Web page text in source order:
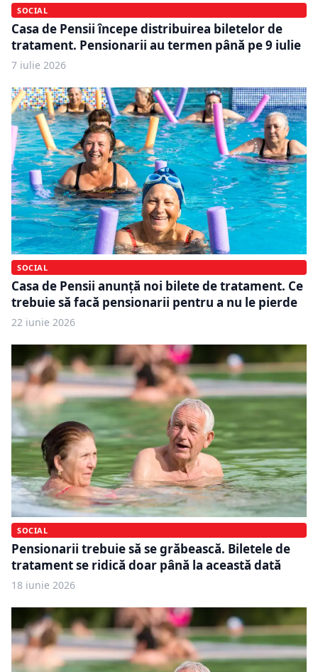
SOCIAL
Casa de Pensii începe distribuirea biletelor de
tratament. Pensionarii au termen până pe 9 iulie
7 iulie 2026
SOCIAL
Casa de Pensii anunță noi bilete de tratament. Ce
trebuie să facă pensionarii pentru a nu le pierde
22 iunie 2026
SOCIAL
Pensionarii trebuie să se grăbească. Biletele de
tratament se ridică doar până la această dată
18 iunie 2026